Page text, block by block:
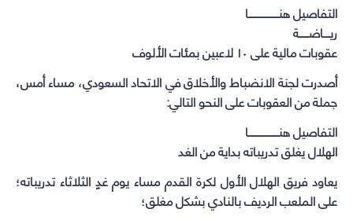
التفاصيل هنـــــــــــــــــــا
ريــــاضــــــة
عقوبات مالية على ١٠ لاعبين بمئات الألوف
أصدرت لجنة الانضباط والأخلاق في الاتحاد السعودي، مساء أمس،
جملة من العقوبات على النحو التالي:
التفاصيل هنـــــــــــــــــــا
الهلال يغلق تدريباته بداية من الغد
يعاود فريق ⁧الهلال⁩ الأول لكرة القدم مساء يوم غدٍ الثلاثاء تدريباته؛
على الملعب الرديف بالنادي بشكل مغلق؛